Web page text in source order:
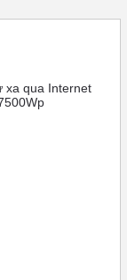
xa qua Internet